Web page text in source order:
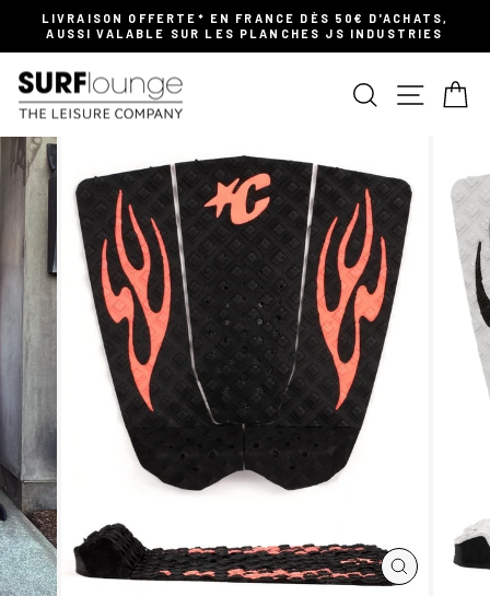
contenu
Diaporama
LIVRAISON OFFERTE* EN FRANCE DÈS 50€ D'ACHATS,
AUSSI VALABLE SUR LES PLANCHES JS INDUSTRIES
RECHERCHER
FERMER